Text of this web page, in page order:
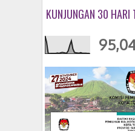
KUNJUNGAN 30 HARI